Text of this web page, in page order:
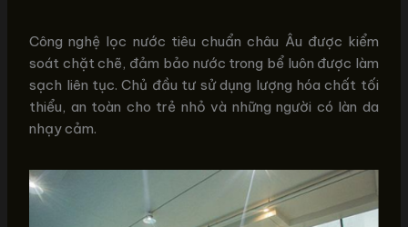
Công nghệ lọc nước tiêu chuẩn châu Âu được kiểm
soát chặt chẽ, đảm bảo nước trong bể luôn được làm
sạch liên tục. Chủ đầu tư sử dụng lượng hóa chất tối
thiểu, an toàn cho trẻ nhỏ và những người có làn da
nhạy cảm.